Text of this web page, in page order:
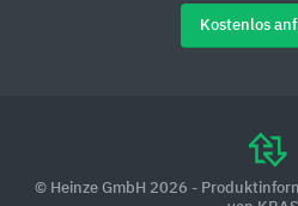
Kostenlos
© Heinze GmbH 2026 -